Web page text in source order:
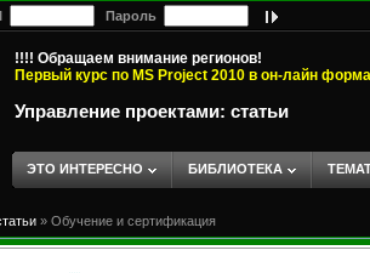
Пароль
!!!! Обращаем внимание регионов!
Первый курс по MS Project 2010 в он-лайн
Управление проектами: статьи
ЭТО ИНТЕРЕСНО БИБЛИОТЕКА
» Обучение и сертификация